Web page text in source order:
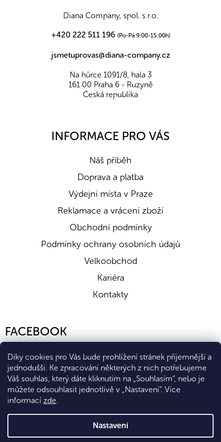
Díky cookies pro Vás bude prohlížení stránek příjemnější a
jednodušší. Ke zpracování některých z nich potřebujeme
Váš souhlas, který dáte kliknutím na „Souhlasím“, nebo je
můžete odsouhlasit jednotlivě v „Nastavení“. Více
informací zde.
Nastavení
Diana Company, spol. s r.o.
+420 222 511 196 (Po-Pá 9:00-15:00h)
jsmetuprovas@diana-company.cz
Na hůrce 1091/8, hala 3
161 00 Praha 6 - Ruzyně
Česká republika
INFORMACE PRO VÁS
Náš příběh
Doprava a platba
Výdejní místa v Praze
Reklamace a vrácení zboží
Obchodní podmínky
Podmínky ochrany osobních údajů
Velkoobchod
Kariéra
Kontakty
FACEBOOK
Vytvořil Shoptet Premium